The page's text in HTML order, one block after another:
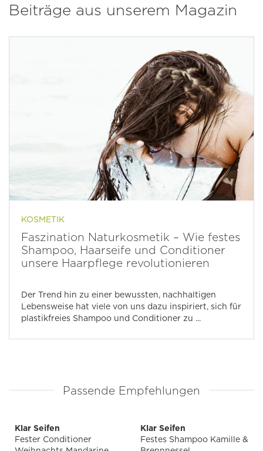
Beiträge aus unserem Magazin
KOSMETIK
Faszination Naturkosmetik – Wie festes
Shampoo, Haarseife und Conditioner
unsere Haarpflege revolutionieren
Der Trend hin zu einer bewussten, nachhaltigen
Lebensweise hat viele von uns dazu inspiriert, sich für
plastikfreies Shampoo und Conditioner zu ...
Passende Empfehlungen
Klar Seifen
Fester Conditioner
Klar Seifen
Festes Shampoo Kamille &